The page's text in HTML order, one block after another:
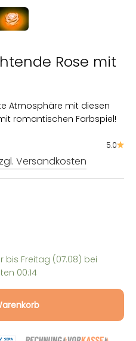
Rose mit
Atmosphäre mit diesen
romantischen Farbspiel!
5.0
Versandkosten
bis Freitag (07.08) bei
00:14